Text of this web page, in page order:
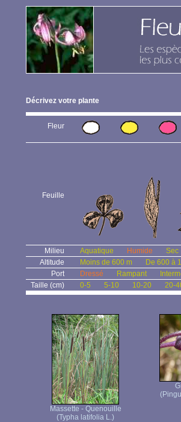
Décrivez votre plante
Fleur
Feuille
Milieu Aquatique Humide
Sec
Altitude
Moins de 600 m
De 600 à
Port
Dressé Rampant
Taille (cm)
0-5 5-10 10-20 20-
Massette - Quenouille
(Typha latifolia L.)